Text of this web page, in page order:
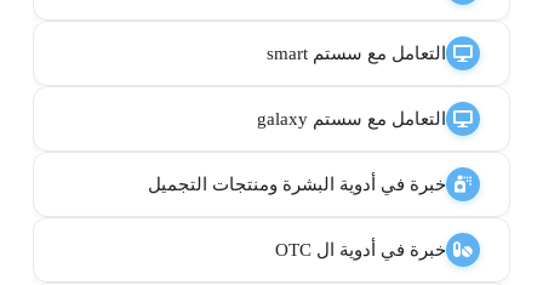
التعامل مع سستم smart
التعامل مع سستم galaxy
خبرة في أدوية البشرة ومنتجات التجميل
خبرة في أدوية ال OTC